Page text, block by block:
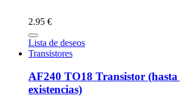
2.95 €
Lista de deseos
Transistores
AF240 TO18 Transistor
existencias)